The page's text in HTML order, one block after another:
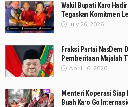
Wakil Bupati Karo
Tegaskan Komitmen
July 26, 2026
Fraksi Partai NasDem
Pemberitaan Majalah
April 16, 2026
Menteri Koperasi Siap
Buah Karo Go